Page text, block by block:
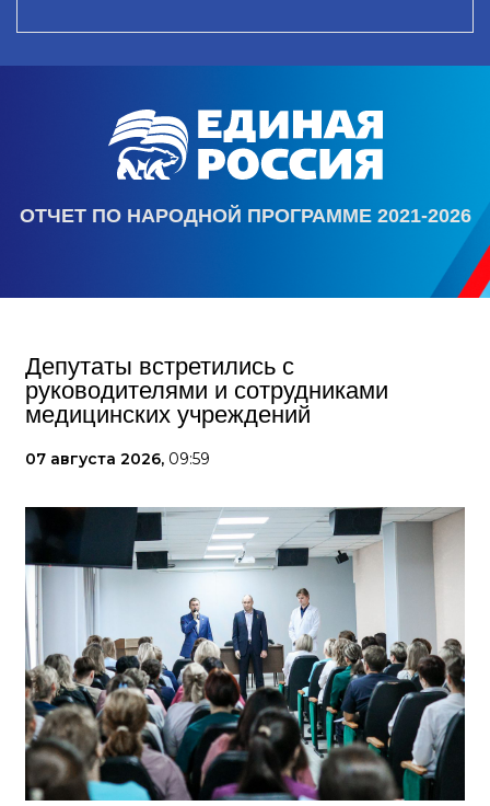
ОТЧЕТ ПО НАРОДНОЙ ПРОГРАММЕ 2021-2026
Депутаты встретились с
руководителями и сотрудниками
медицинских учреждений
07 августа 2026, 09:59